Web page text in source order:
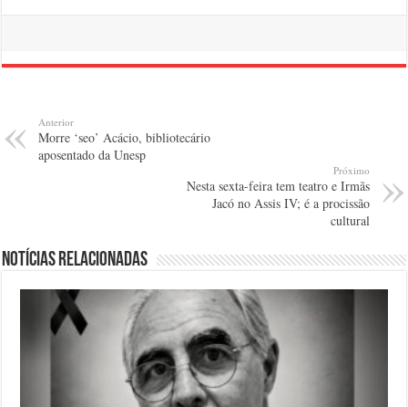
Anterior
Morre ‘seo’ Acácio, bibliotecário
aposentado da Unesp
Próximo
Nesta sexta-feira tem teatro e Irmãs
Jacó no Assis IV; é a procissão
cultural
Notícias relacionadas